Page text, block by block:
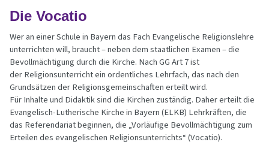
Die Vocatio
Wer an einer Schule in Bayern das Fach Evangelische Religionslehre
unterrichten will, braucht – neben dem staatlichen Examen – die
Bevollmächtigung durch die Kirche. Nach GG Art 7 ist
der Religionsunterricht ein ordentliches Lehrfach, das nach den
Grundsätzen der Religionsgemeinschaften erteilt wird.
Für Inhalte und Didaktik sind die Kirchen zuständig. Daher erteilt die
Evangelisch-Lutherische Kirche in Bayern (ELKB) Lehrkräften, die
das Referendariat beginnen, die „Vorläufige Bevollmächtigung zum
Erteilen des evangelischen Religionsunterrichts“ (Vocatio).